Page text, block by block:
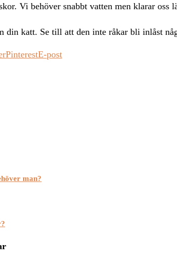
Vi behöver snabbt vatten men klarar oss
din katt. Se till att den inte råkar bli inlåst
PinterestE-post
man?